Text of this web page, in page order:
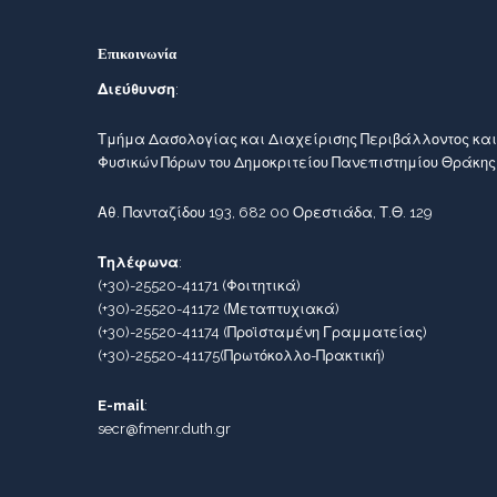
Επικοινωνία
Διεύθυνση:
Τμήμα Δασολογίας και Διαχείρισης Περιβάλλοντος και
Φυσικών Πόρων του Δημοκριτείου Πανεπιστημίου
Αθ. Πανταζίδου 193, 682 00 Ορεστιάδα, Τ.Θ. 129
Τηλέφωνα:
(+30)-25520-41171(Φοιτητικά)
(+30)-25520-41172 (Μεταπτυχιακά)
(+30)-25520-41174 (Προϊσταμένη Γραμματείας)
(+30)-25520-41175(Πρωτόκολλο-Πρακτική)
E-mail:
secr@fmenr.duth.gr